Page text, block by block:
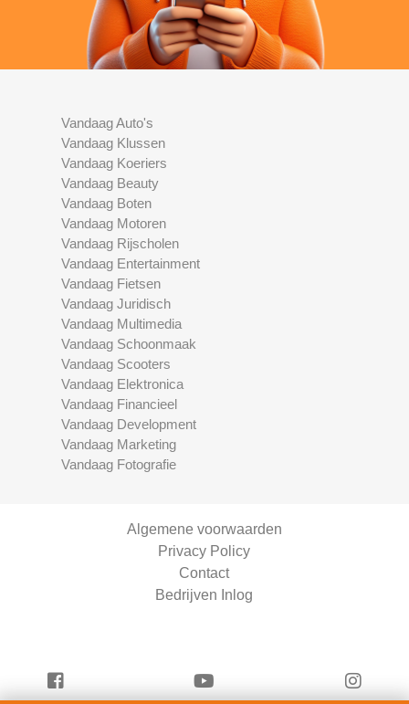
Vandaag Auto's
Vandaag Klussen
Vandaag Koeriers
Vandaag Beauty
Vandaag Boten
Vandaag Motoren
Vandaag Rijscholen
Vandaag Entertainment
Vandaag Fietsen
Vandaag Juridisch
Vandaag Multimedia
Vandaag Schoonmaak
Vandaag Scooters
Vandaag Elektronica
Vandaag Financieel
Vandaag Development
Vandaag Marketing
Vandaag Fotografie
Algemene voorwaarden
Privacy Policy
Contact
Bedrijven Inlog